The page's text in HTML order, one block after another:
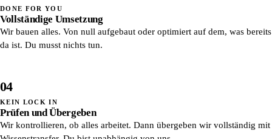
DONE FOR YOU
Vollständige Umsetzung
Wir bauen alles. Von null aufgebaut oder optimiert auf dem, was bereits
da ist. Du musst nichts tun.
04
KEIN LOCK IN
Prüfen und Übergeben
Wir kontrollieren, ob alles arbeitet. Dann übergeben wir vollständig mit